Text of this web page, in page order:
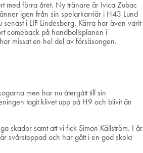
med förra året. Ny tränare är Ivica Zubac
igen från sin spelarkarriär i H43 Lund
i LIF Lindesberg. Kärra har även varit
comeback på handbollsplanen i
missat en hel del av försäsongen.
men har nu återgått till sin
tagit klivet upp på H9 och blivit än
skador samt att vi fick Simon Källström. I år
svårstoppad och har gått i en god skola